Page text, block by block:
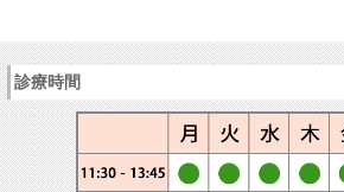
診療時間